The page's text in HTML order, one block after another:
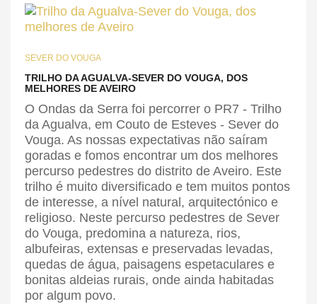
SEVER DO VOUGA
TRILHO DA AGUALVA-SEVER DO VOUGA, DOS
MELHORES DE AVEIRO
O Ondas da Serra foi percorrer o PR7 - Trilho
da Agualva, em Couto de Esteves - Sever do
Vouga. As nossas expectativas não saíram
goradas e fomos encontrar um dos melhores
percurso pedestres do distrito de Aveiro. Este
trilho é muito diversificado e tem muitos pontos
de interesse, a nível natural, arquitectónico e
religioso. Neste percurso pedestres de Sever
do Vouga, predomina a natureza, rios,
albufeiras, extensas e preservadas levadas,
quedas de água, paisagens espetaculares e
bonitas aldeias rurais, onde ainda habitadas
por algum povo.